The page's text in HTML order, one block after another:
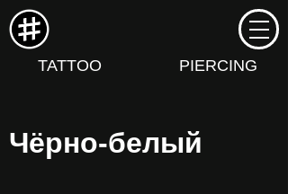
TATTOO PIERCING
Чёрно-белый